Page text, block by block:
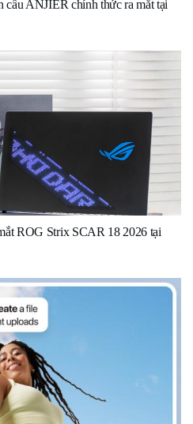
cầu ANJIER chính thức ra mắt tại
ROG Strix SCAR 18 2026 tại